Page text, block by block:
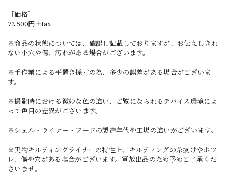
［価格］
72,500円＋tax
※商品の状態については、確認し記載しておりますが、お伝えしきれ
ない小穴や傷、汚れがある場合がございます。
※手作業による平置き採寸の為、多少の誤差がある場合がございま
す。
※撮影時における微妙な色の違い、ご覧になられるデバイス環境によ
って色目の差異がございます。
※シェル・ライナー・フードの製造年代や工場の違いがございます。
※実物キルティングライナーの特性上、キルティングの糸抜けやホツ
レ、傷や穴がある場合がございます。軍放出品のため予めご了承くだ
さいませ。